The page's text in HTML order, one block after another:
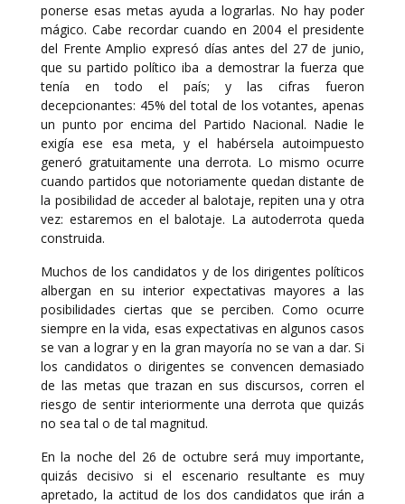
ponerse esas metas ayuda a lograrlas. No hay poder
mágico. Cabe recordar cuando en 2004 el presidente
del Frente Amplio expresó días antes del 27 de junio,
que su partido político iba a demostrar la fuerza que
tenía en todo el país; y las cifras fueron
decepcionantes: 45% del total de los votantes, apenas
un punto por encima del Partido Nacional. Nadie le
exigía ese esa meta, y el habérsela autoimpuesto
generó gratuitamente una derrota. Lo mismo ocurre
cuando partidos que notoriamente quedan distante de
la posibilidad de acceder al balotaje, repiten una y otra
vez: estaremos en el balotaje. La autoderrota queda
construida.
Muchos de los candidatos y de los dirigentes políticos
albergan en su interior expectativas mayores a las
posibilidades ciertas que se perciben. Como ocurre
siempre en la vida, esas expectativas en algunos casos
se van a lograr y en la gran mayoría no se van a dar. Si
los candidatos o dirigentes se convencen demasiado
de las metas que trazan en sus discursos, corren el
riesgo de sentir interiormente una derrota que quizás
no sea tal o de tal magnitud.
En la noche del 26 de octubre será muy importante,
quizás decisivo si el escenario resultante es muy
apretado, la actitud de los dos candidatos que irán a